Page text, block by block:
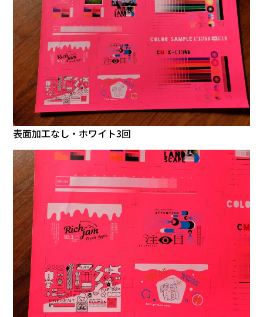
表面加工なし・ホワイト3回